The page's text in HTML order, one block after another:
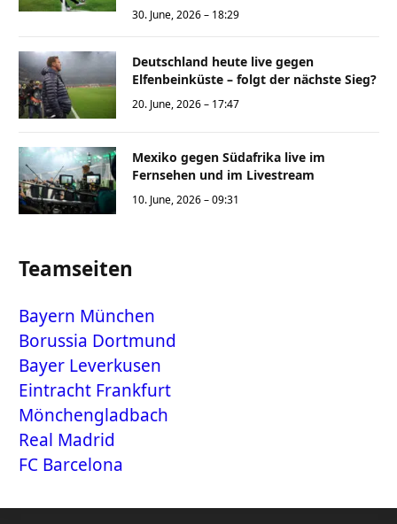
30. June, 2026 – 18:29
Deutschland heute live gegen
Elfenbeinküste – folgt der nächste Sieg?
20. June, 2026 – 17:47
Mexiko gegen Südafrika live im
Fernsehen und im Livestream
10. June, 2026 – 09:31
Teamseiten
Bayern München
Borussia Dortmund
Bayer Leverkusen
Eintracht Frankfurt
Mönchengladbach
Real Madrid
FC Barcelona